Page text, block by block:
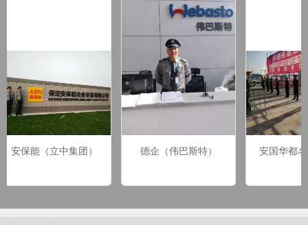
安保能（立中集团） 德企（伟巴斯特） 安国华都名